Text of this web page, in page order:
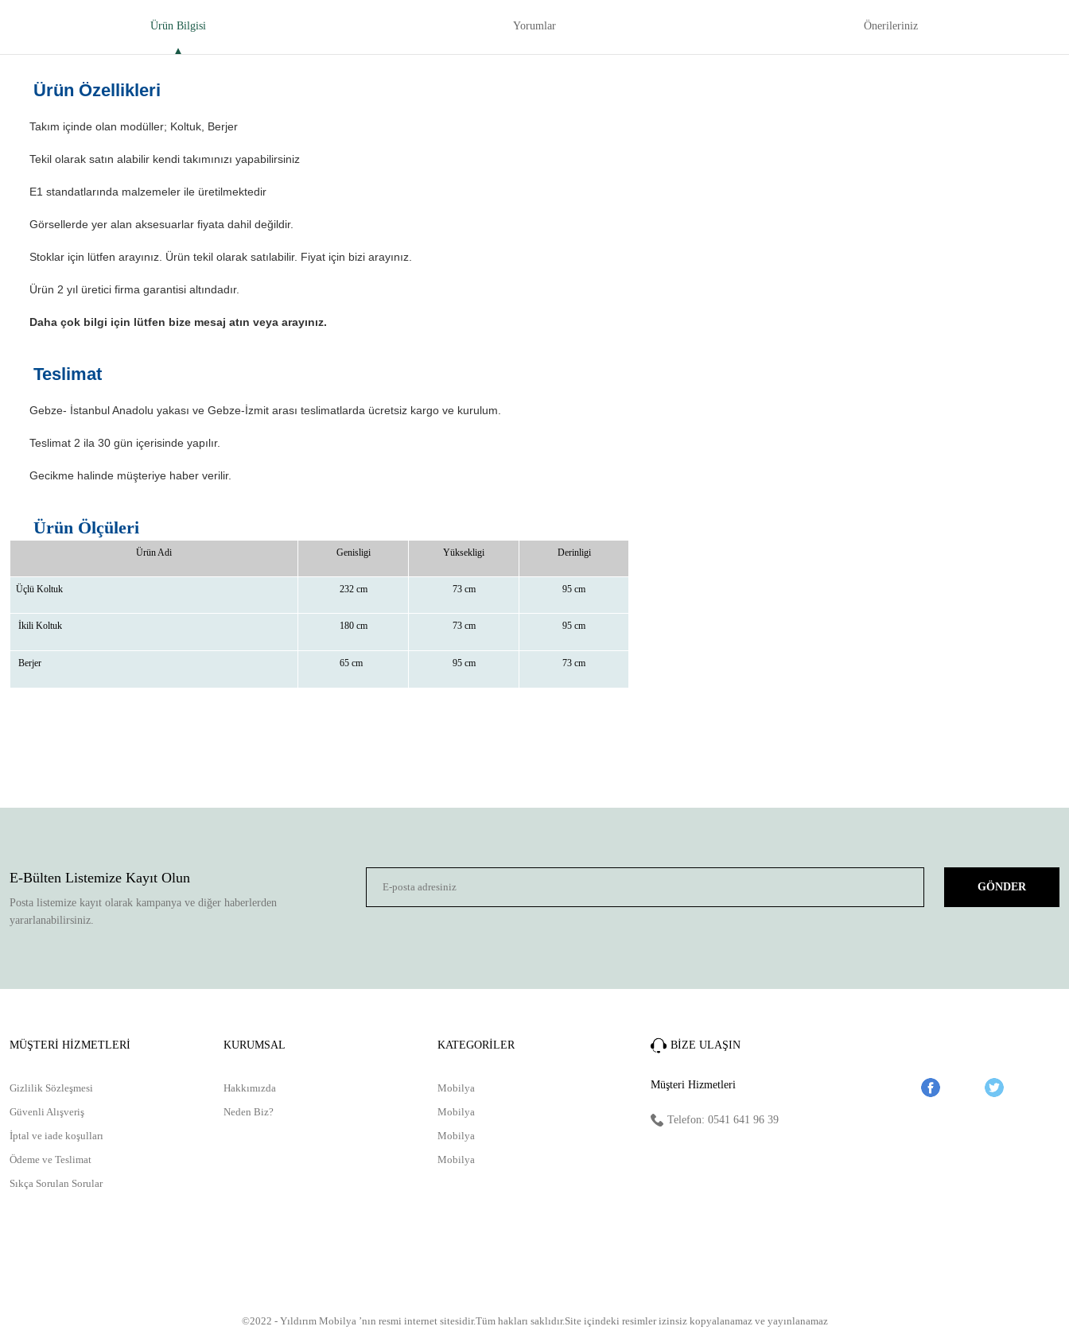
Ürün Bilgisi Yorumlar Önerileriniz
Ürün Özellikleri
Takım içinde olan modüller; Koltuk, Berjer
Tekil olarak satın alabilir kendi takımınızı yapabilirsiniz
E1 standatlarında malzemeler ile üretilmektedir
Görsellerde yer alan aksesuarlar fiyata dahil değildir.
Stoklar için lütfen arayınız. Ürün tekil olarak satılabilir. Fiyat için bizi arayınız.
Ürün 2 yıl üretici firma garantisi altındadır.
Daha çok bilgi için lütfen bize mesaj atın veya arayınız.
Teslimat
Gebze- İstanbul Anadolu yakası ve Gebze-İzmit arası teslimatlarda ücretsiz kargo ve kurulum.
Teslimat 2 ila 30 gün içerisinde yapılır.
Gecikme halinde müşteriye haber verilir.
Ürün Ölçüleri
Ürün Adi Genisligi Yüksekligi Derinligi
Üçlü Koltuk 232 cm 73 cm 95 cm
İkili Koltuk 180 cm 73 cm 95 cm
Berjer 65 cm 95 cm 73 cm
Bu ürüne benzer farklı alternatifler olmalı.
E-Bülten Listemize Kayıt Olun
Posta listemize kayıt olarak kampanya ve diğer haberlerden
yararlanabilirsiniz.
GÖNDER
MÜŞTERİ HİZMETLERİ
Gizlilik Sözleşmesi
Güvenli Alışveriş
İptal ve iade koşulları
Ödeme ve Teslimat
Sıkça Sorulan Sorular
KURUMSAL
Hakkımızda
Neden Biz?
KATEGORİLER
Mobilya
Mobilya
Mobilya
Mobilya
BİZE ULAŞIN
Müşteri Hizmetleri
Telefon: 0541 641 96 39
©2022 - Yıldırım Mobilya ’nın resmi internet sitesidir.Tüm hakları saklıdır.Site içindeki resimler izinsiz kopyalanamaz ve yayınlanamaz